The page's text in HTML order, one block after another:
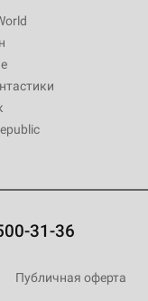
31-36
Публичная оферта